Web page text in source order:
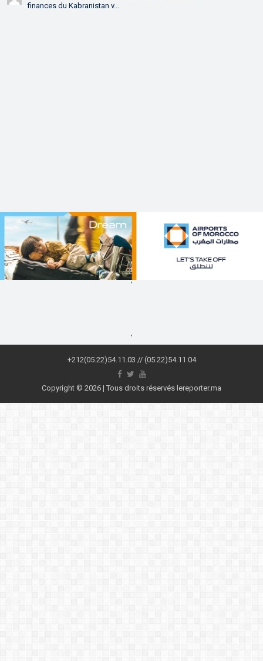
finances du Kabranistan v...
,
,
+212(05.22)54.11.03 // (05.22)54.11.04
Copyright © 2026 | Tous droits réservés lereporter.ma